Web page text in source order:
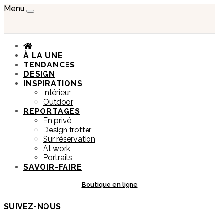
Menu
À LA UNE
TENDANCES
DESIGN
INSPIRATIONS
Intérieur
Outdoor
REPORTAGES
En privé
Design trotter
Sur réservation
At work
Portraits
SAVOIR-FAIRE
Boutique en ligne
SUIVEZ-NOUS